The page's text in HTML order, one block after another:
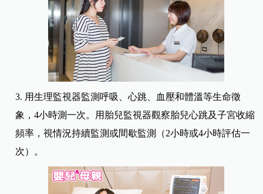
3. 用生理監視器監測呼吸、心跳、血壓和體溫等生命徵
象，4小時測一次。用胎兒監視器觀察胎兒心跳及子宮收縮
頻率，視情況持續監測或間歇監測（2小時或4小時評估一
次）。